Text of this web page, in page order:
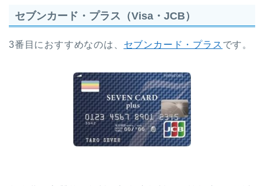
セブンカード・プラス（Visa・JCB）
3番目におすすめなのは、 セブンカード・プラス です。